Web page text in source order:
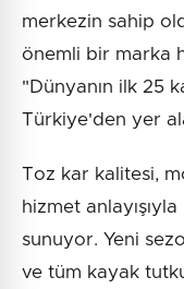
merkezin sahip
önemli bir marka
"Dünyanın ilk 25
Türkiye'den yer
Toz kar kalitesi,
hizmet
sunuyor. Yeni
ve tüm kayak